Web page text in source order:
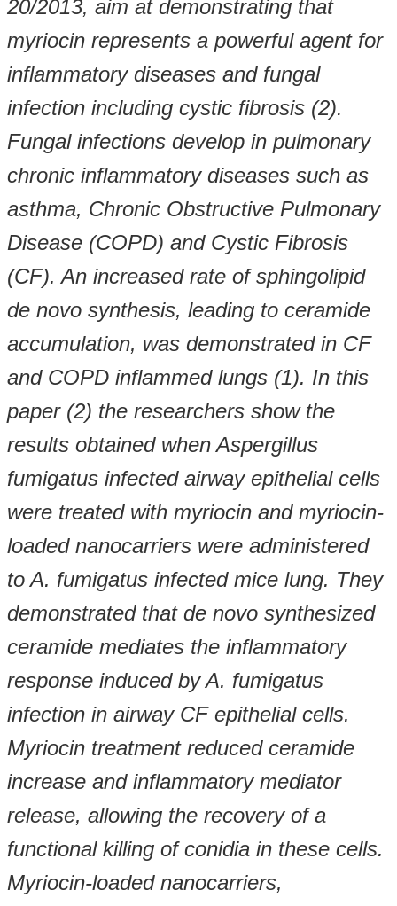
20/2013, aim at demonstrating that
myriocin represents a powerful agent for
inflammatory diseases and fungal
infection including cystic fibrosis (2).
Fungal infections develop in pulmonary
chronic inflammatory diseases such as
asthma, Chronic Obstructive Pulmonary
Disease (COPD) and Cystic Fibrosis
(CF). An increased rate of sphingolipid
de novo synthesis, leading to ceramide
accumulation, was demonstrated in CF
and COPD inflammed lungs (1). In this
paper (2) the researchers show the
results obtained when Aspergillus
fumigatus infected airway epithelial cells
were treated with myriocin and myriocin-
loaded nanocarriers were administered
to A. fumigatus infected mice lung. They
demonstrated that de novo synthesized
ceramide mediates the inflammatory
response induced by A. fumigatus
infection in airway CF epithelial cells.
Myriocin treatment reduced ceramide
increase and inflammatory mediator
release, allowing the recovery of a
functional killing of conidia in these cells.
Myriocin-loaded nanocarriers,